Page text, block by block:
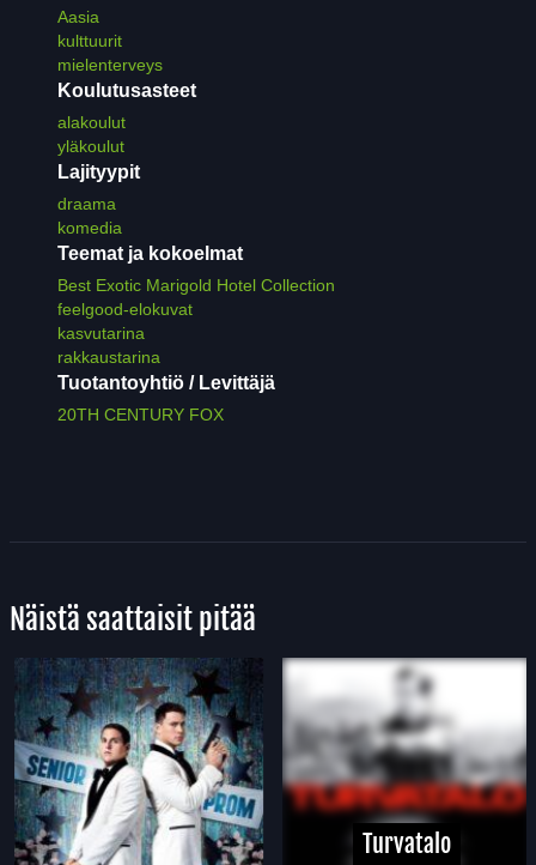
Aasia
kulttuurit
mielenterveys
Koulutusasteet
alakoulut
yläkoulut
Lajityypit
draama
komedia
Teemat ja kokoelmat
Best Exotic Marigold Hotel Collection
feelgood-elokuvat
kasvutarina
rakkaustarina
Tuotantoyhtiö / Levittäjä
20TH CENTURY FOX
Näistä saattaisit pitää
Turvatalo